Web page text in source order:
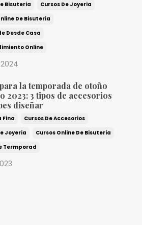
Bisuteria
Cursos De Joyeria
De Bisuteria
Desde Casa
Online
la temporada de otoño
2023: 3 tipos de accesorios
diseñar
Fina
Cursos De Accesorios
Joyeria
Cursos Online De Bisuteria
Termporad